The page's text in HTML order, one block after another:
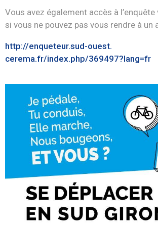
Vous avez également accès à
si vous ne pouvez pas vous rendre à un
http://enqueteur.sud-ouest.
cerema.fr/index.php/369497?lang=fr